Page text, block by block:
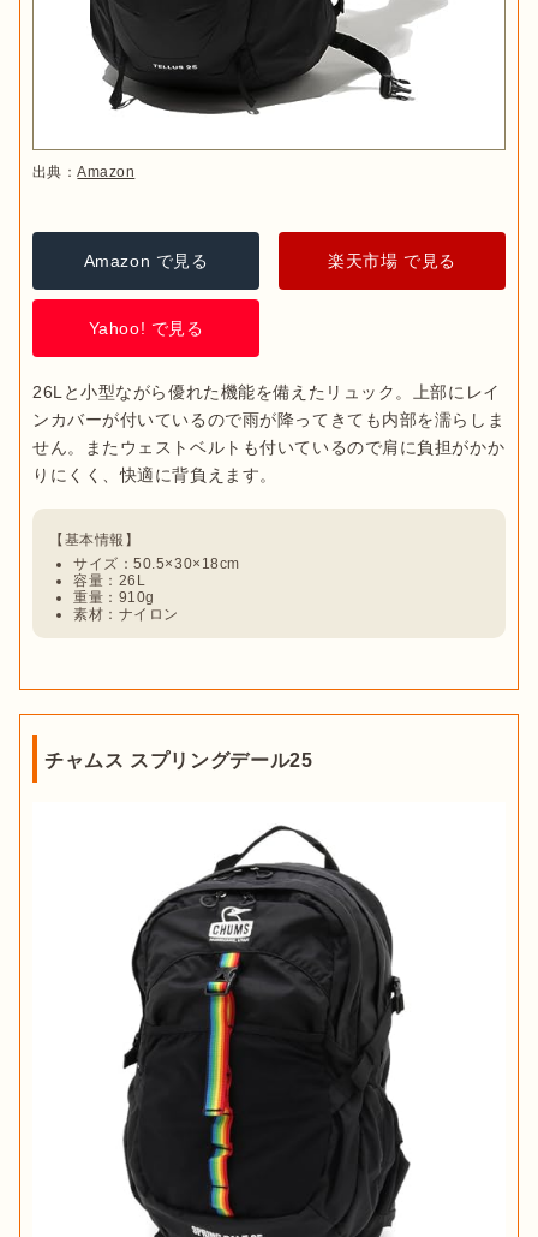
出典：Amazon
Amazon で見る 楽天市場 で見る
Yahoo! で見る
26Lと小型ながら優れた機能を備えたリュック。上部にレイ
ンカバーが付いているので雨が降ってきても内部を濡らしま
せん。またウェストベルトも付いているので肩に負担がかか
サイズ：50.5×30×18cm
容量：26L
重量：910g
素材：ナイロン
チャムス スプリングデール25